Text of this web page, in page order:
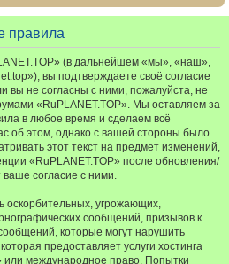
правила
(в дальнейшем «мы», «наш»,
вы подтверждаете своё согласие
вы не согласны с ними, пожалуйста, не
«RuPLANET.TOP». Мы оставляем за
в любое время и сделаем всё
об этом, однако с вашей стороны было
этот текст на предмет изменений,
«RuPLANET.TOP» после обновления/
согласие с ними.
оскорбительных, угрожающих,
сообщений, призывов к
которые могут нарушить
предоставляет услуги хостинга
или международное право. Попытки